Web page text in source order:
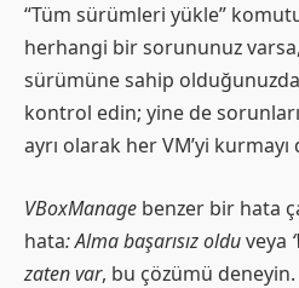
“Tüm sürümleri yükle”
herhangi bir sorununuz
sürümüne sahip
kontrol edin; yine de
ayrı olarak her VM’yi kurmayı
VBoxManage benzer bir hata
hata: Alma başarısız olduveya
zaten var, bu çözümü deneyin.